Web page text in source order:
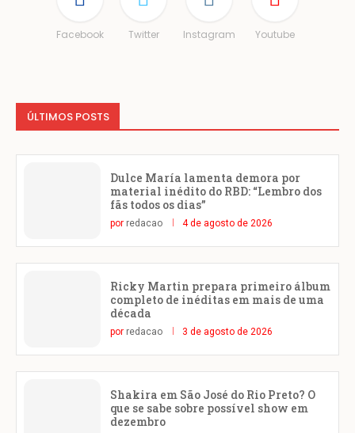
Facebook Twitter Instagram Youtube
ÚLTIMOS POSTS
Dulce María lamenta demora por
material inédito do RBD: “Lembro dos
fãs todos os dias”
por redacao 4 de agosto de 2026
Ricky Martin prepara primeiro álbum
completo de inéditas em mais de uma
década
por redacao 3 de agosto de 2026
Shakira em São José do Rio Preto? O
que se sabe sobre possível show em
dezembro